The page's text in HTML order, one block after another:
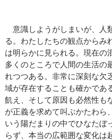
意識しようがしまいが、人
る。わたしたちの観点からみ
は明らかに見られる。現在の
多くのところで人間の生活の
れつつある。非常に深刻な欠
域が存在することも確かであ
飢え、そして原因も必然性も
が正義を求めて叫ぶかたわら
いう陽だまりの中でひなたぼ
らず、本当の広範囲な変化は